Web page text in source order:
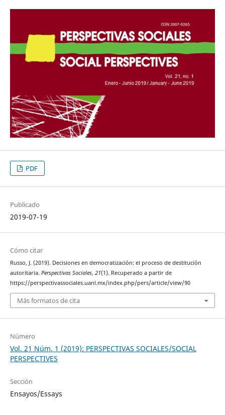
PDF
Publicado
2019-07-19
Cómo citar
Russo, J. (2019). Decisiones en democratización: el proceso de destitución
autoritaria. Perspectivas Sociales, 21(1). Recuperado a partir de
https://perspectivassociales.uanl.mx/index.php/pers/article/view/90
Más formatos de cita
Número
Vol. 21 Núm. 1 (2019): PERSPECTIVAS SOCIALES/SOCIAL
PERSPECTIVES
Sección
Ensayos/Essays